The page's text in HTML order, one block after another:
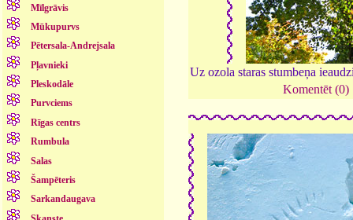
Mīlgrāvis
Mūkupurvs
Pētersala-Andrejsala
Pļavnieki
Pleskodāle
Purvciems
Rīgas centrs
Rumbula
Salas
Šampēteris
Sarkandaugava
Uz ozola staras stumbeņa
Komentēt (0)